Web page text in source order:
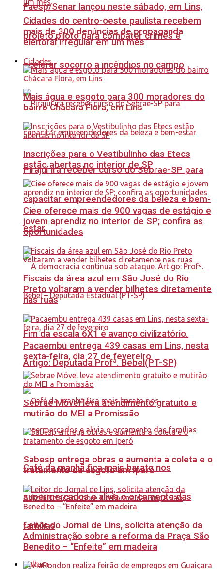
Faesp/Senar lançou neste sábado, em Lins,
projeto piloto para combater crimes e
acelerar socorro a incêndios no campo
Pirajuí irá receber curso do Sebrae-SP para
capacitar empreendedores da beleza e bem-
estar
Fim da escala 6X1 é avanço civilizatório.
Artigo: Deputada Profª. Bebel(PT-SP)
Café da manhã fica mais barato nos
supermercados e alivia o orçamento das
famílias
Cultura
Cidades do centro-oeste paulista recebem
mais de 300 denúncias de propaganda
eleitoral irregular em um mês
Cidades
Mais água e esgoto para 300 moradores do
bairro Chácara Flora, em Lins
Inscrições para o Vestibulinho das Etecs
estão abertas no interior de SP
Ciee oferece mais de 900 vagas de estágio e
jovem aprendiz no interior de SP; confira as
oportunidades
Fiscais da área azul em São José do Rio
Preto voltaram a vender bilhetes diretamente
nas ruas
Pacaembu entrega 439 casas em Lins, nesta
sexta-feira, dia 27 de fevereiro
Sebrae Móvel leva atendimento gratuito e
mutirão do MEI a Promissão
Sabesp entrega obras e aumenta a coleta e o
tratamento de esgoto em Iperó
Leitor do Jornal de Lins, solicita atenção da
Administração sobre a reforma da Praça São
Benedito – “Enfeite” em madeira